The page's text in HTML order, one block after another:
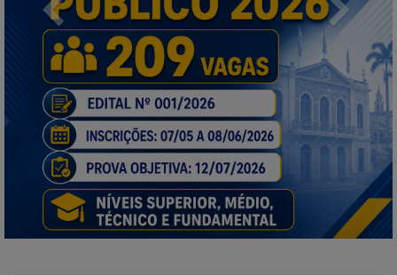
Previous Next